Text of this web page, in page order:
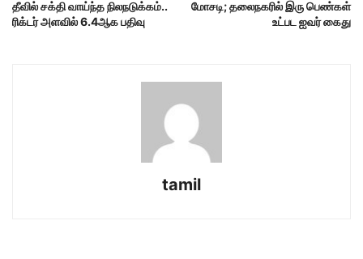
தீவில் சக்தி வாய்ந்த நிலநடுக்கம்..
ரிக்டர் அளவில் 6.4ஆக பதிவு
மோசடி; தலைநகரில் இரு பெண்கள்
உட்பட ஐவர் கைது
tamil